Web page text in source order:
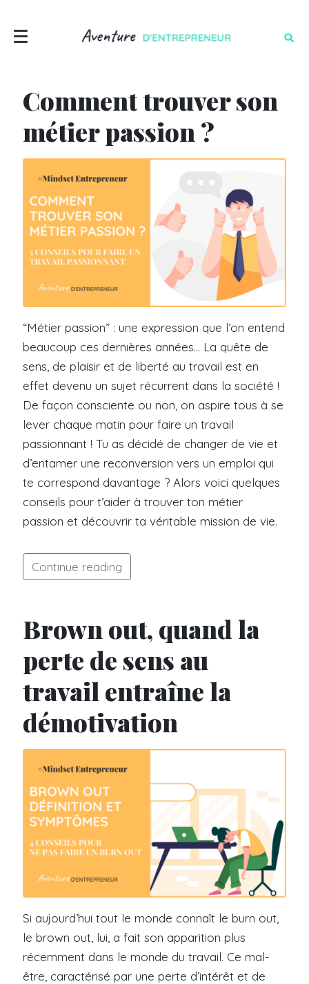
Comment trouver son
métier passion ?
“Métier passion” : une expression que l’on entend
beaucoup ces dernières années… La quête de
sens, de plaisir et de liberté au travail est en
effet devenu un sujet récurrent dans la société !
De façon consciente ou non, on aspire tous à se
lever chaque matin pour faire un travail
passionnant ! Tu as décidé de changer de vie et
d’entamer une reconversion vers un emploi qui
te correspond davantage ? Alors voici quelques
conseils pour t’aider à trouver ton métier
passion et découvrir ta véritable mission de vie.
Continue reading
Brown out, quand la
perte de sens au
travail entraîne la
démotivation
Si aujourd’hui tout le monde connaît le burn out,
le brown out, lui, a fait son apparition plus
récemment dans le monde du travail. Ce mal-
être, caractérisé par une perte d’intérêt et de